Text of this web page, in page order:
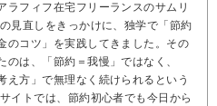
ラフィフ在宅フリーランスのサムリ
見直しをきっかけに、独学で「節約
のコツ」を実践してきました。その
のは、「節約＝我慢」ではなく、
え方」で無理なく続けられるという
イトでは、節約初心者でも今日から